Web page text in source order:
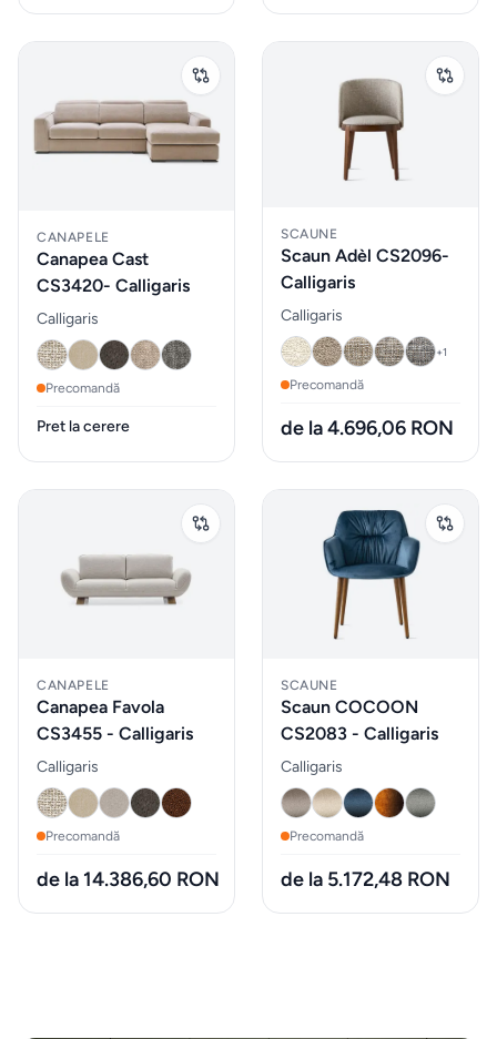
Vesela
Sticlarie
si bar
Parfumuri
auto
Fotolii
puf &
exterior
Iluminat
& textile
CANAPELE
Canapea Cast
CS3420- Calligaris
Calligaris
Precomandă
Pret la cerere
SCAUNE
Scaun Adèl CS2096-
Calligaris
Calligaris
+1
Precomandă
de la 4.696,06 RON
CANAPELE
Canapea Favola
CS3455 - Calligaris
Calligaris
Precomandă
de la 14.386,60 RON
SCAUNE
Scaun COCOON
CS2083 - Calligaris
Calligaris
Precomandă
de la 5.172,48 RON